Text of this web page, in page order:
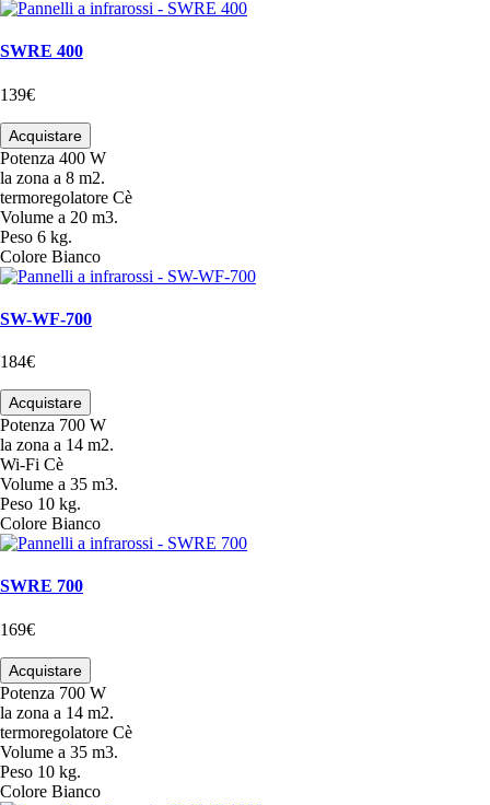
SWRE 400
139€
Acquistare
Potenza 400 W
la zona a 8 m2.
termoregolatore Cè
Volume a 20 m3.
Peso 6 kg.
Colore Bianco
SW-WF-700
184€
Acquistare
Potenza 700 W
la zona a 14 m2.
Wi-Fi Cè
Volume a 35 m3.
Peso 10 kg.
Colore Bianco
SWRE 700
169€
Acquistare
Potenza 700 W
la zona a 14 m2.
termoregolatore Cè
Volume a 35 m3.
Peso 10 kg.
Colore Bianco